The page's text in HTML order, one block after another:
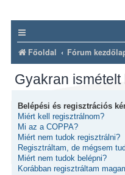
Főoldal Fórum
Gyakran
Belépési és regisztrációs
Miért kell regisztrálnom?
Mi az a COPPA?
Miért nem tudok regisztrálni?
Regisztráltam, de mégsem
Miért nem tudok belépni?
Korábban regisztráltam